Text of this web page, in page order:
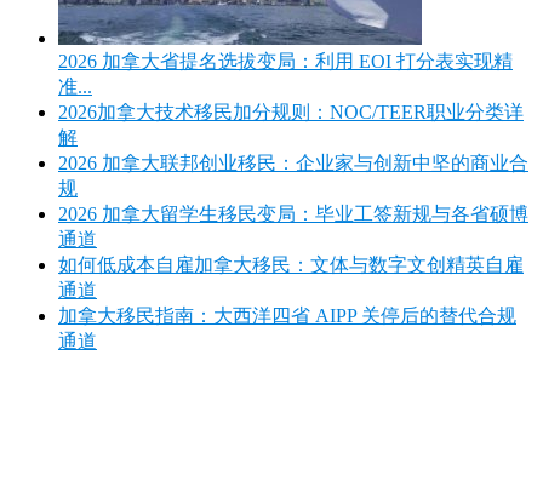
2026 加拿大省提名选拔变局：利用 EOI 打分表实现精
准...
2026加拿大技术移民加分规则：NOC/TEER职业分类详
解
2026 加拿大联邦创业移民：企业家与创新中坚的商业合
规
2026 加拿大留学生移民变局：毕业工签新规与各省硕博
通道
如何低成本自雇加拿大移民：文体与数字文创精英自雇
通道
加拿大移民指南：大西洋四省 AIPP 关停后的替代合规
通道